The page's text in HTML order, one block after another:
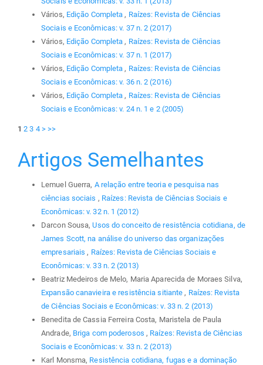
Vários, Edição Completa , Raízes: Revista de Ciências
Sociais e Econômicas: v. 37 n. 2 (2017)
Vários, Edição Completa , Raízes: Revista de Ciências
Sociais e Econômicas: v. 37 n. 1 (2017)
Vários, Edição Completa , Raízes: Revista de Ciências
Sociais e Econômicas: v. 36 n. 2 (2016)
Vários, Edição Completa , Raízes: Revista de Ciências
Sociais e Econômicas: v. 24 n. 1 e 2 (2005)
1 2 3 4 > >>
Artigos Semelhantes
Lemuel Guerra, A relação entre teoria e pesquisa nas
ciências sociais , Raízes: Revista de Ciências Sociais e
Econômicas: v. 32 n. 1 (2012)
Darcon Sousa,Usos do conceito de resistência cotidiana, de
James Scott, na análise do universo das organizações
empresariais , Raízes: Revista de Ciências Sociais e
Econômicas: v. 33 n. 2 (2013)
Beatriz Medeiros de Melo, Maria Aparecida de Moraes Silva,
Expansão canavieira e resistência sitiante , Raízes: Revista
de Ciências Sociais e Econômicas: v. 33 n. 2 (2013)
Benedita de Cassia Ferreira Costa, Maristela de Paula
Andrade, Briga com poderosos , Raízes: Revista de Ciências
Sociais e Econômicas: v. 33 n. 2 (2013)
Karl Monsma, Resistência cotidiana, fugas e a dominação